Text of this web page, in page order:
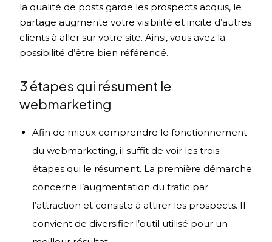
la qualité de posts garde les prospects acquis, le
partage augmente votre visibilité et incite d’autres
clients à aller sur votre site. Ainsi, vous avez la
possibilité d’être bien référencé.
3 étapes qui résument le
webmarketing
Afin de mieux comprendre le fonctionnement
du webmarketing, il suffit de voir les trois
étapes qui le résument. La première démarche
concerne l’augmentation du trafic par
l’attraction et consiste à attirer les prospects. Il
convient de diversifier l’outil utilisé pour un